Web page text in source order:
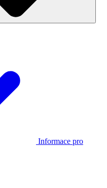
Informace pro